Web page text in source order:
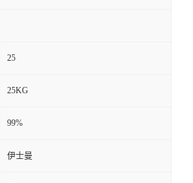
25
25KG
99%
伊士曼